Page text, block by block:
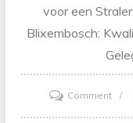
voor een
Blixembosch:
Commenton